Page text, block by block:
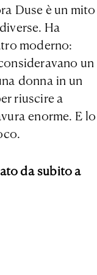
Duse è un mito
Ha
moderno:
un
donna in un
riuscire a
enorme. E lo
da subito a